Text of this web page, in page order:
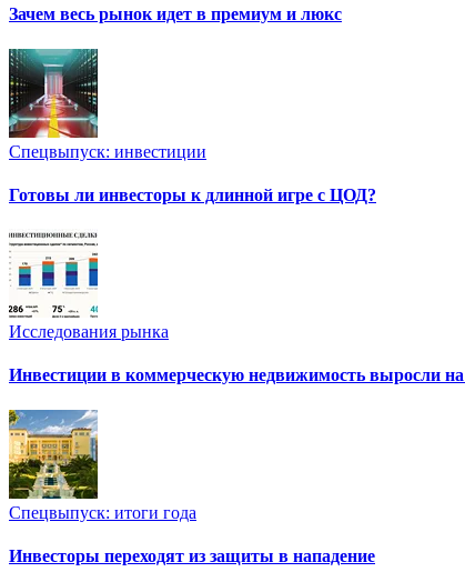
Зачем весь рынок идет в премиум и люкс
Спецвыпуск: инвестиции
Готовы ли инвесторы к длинной игре с ЦОД?
Исследования рынка
Инвестиции в коммерческую недвижимость выросли
Спецвыпуск: итоги года
Инвесторы переходят из защиты в нападение